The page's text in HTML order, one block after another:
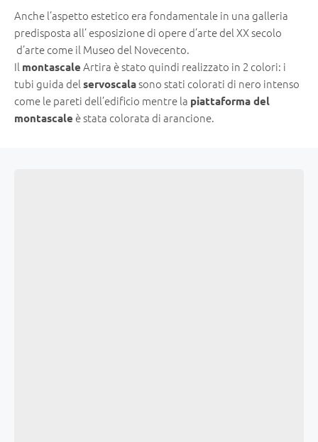
Anche l’aspetto estetico era fondamentale in una galleria
predisposta all’ esposizione di opere d’arte del XX secolo
d’arte come il Museo del Novecento.
Il montascale Artira è stato quindi realizzato in 2 colori: i
tubi guida delservoscalasono stati colorati di nero intenso
come le pareti dell’edificio mentre la piattaforma del
montascale è stata colorata di arancione.